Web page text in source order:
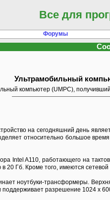
Все для
Форумы
Ультрамобильный
компьютер (UMPC),
на сегодняшний день
относительно большое
Intel A110, работающего на
20 Гб. Кроме того, имеются
ноутбуки-трансформеры.
поддерживает разрешение 1024 x